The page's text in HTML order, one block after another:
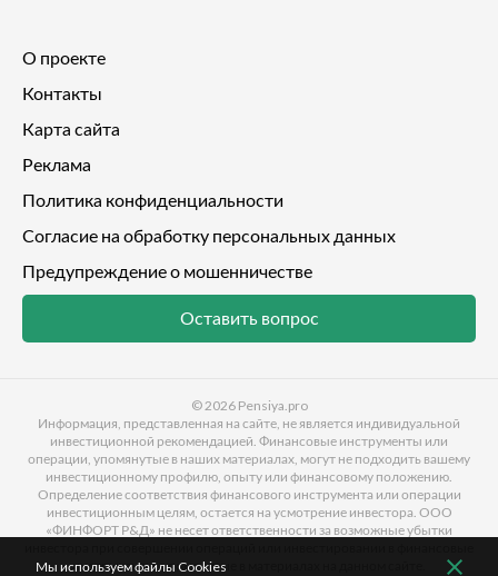
О проекте
Контакты
Карта сайта
Реклама
Политика конфиденциальности
Согласие на обработку персональных данных
Предупреждение о мошенничестве
Оставить вопрос
© 2026 Pensiya.pro
Информация, представленная на сайте, не является индивидуальной
инвестиционной рекомендацией. Финансовые инструменты или
операции, упомянутые в наших материалах, могут не подходить вашему
инвестиционному профилю, опыту или финансовому положению.
Определение соответствия финансового инструмента или операции
инвестиционным целям, остается на усмотрение инвестора. ООО
«ФИНФОРТ Р&Д» не несет ответственности за возможные убытки
инструменты, упомянутые в материалах на данном сайте.
Мы используем файлы Cookies